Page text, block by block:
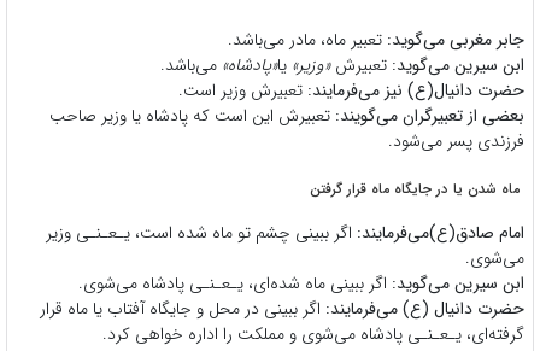
جابر مغربی می‌گوید: تعبیر ماه، مادر می‌باشد.
ابن سیرین می‌گوید: تعبیرش«وزیر» یا«پادشاه» می‌باشد. ‌‌‌‌‌
حضرت دانیال(ع) نیز می‌فرمایند: تعبیرش وزیر است.
بعضی از تعبیرگران می‌گویند: تعبیرش این است که پادشاه یا وزیر صاحب
فرزندی پسر می‌شود.
ماه شدن یا در جایگاه ماه قرار گرفتن
امام صادق(ع)می‌فرمایند: اگر ببینی چشم تو ماه شده است، یـعـنـی وزیر
می‌شوی.
ابن سیرین می‌گوید: اگر ببینی ماه شده‌ای، یـعـنـی پادشاه می‌شوی.
حضرت دانیال (ع) می‌فرمایند: اگر ببینی در محل و جایگاه آفتاب یا ماه قرار
گرفته‌ای، یـعـنـی پادشاه می‌شوی و مملکت را اداره خواهی کرد.